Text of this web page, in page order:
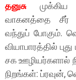
தனுசுமுக்கிய
வாகனத்தை சீர்
வந்துப் போகும்.
வியாபாரத்தில்
சக ஊழியர்களால்
நிறங்கள்: ப்ரவுன்,